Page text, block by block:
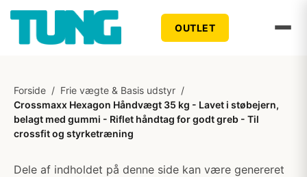
OUTLET
Forside / Frie vægte & Basis udstyr /
Crossmaxx Hexagon Håndvægt 35 kg - Lavet i støbejern,
belagt med gummi - Riflet håndtag for godt greb - Til
crossfit og styrketræning
Dele af indholdet på denne side kan være genereret